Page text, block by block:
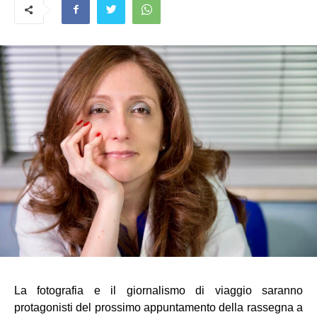
La fotografia e il giornalismo di viaggio saranno
protagonisti del prossimo appuntamento della rassegna a